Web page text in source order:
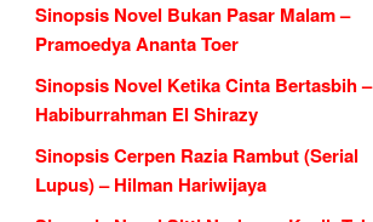
Sinopsis Novel Bukan Pasar Malam –
Pramoedya Ananta Toer
Sinopsis Novel Ketika Cinta Bertasbih –
Habiburrahman El Shirazy
Sinopsis Cerpen Razia Rambut (Serial
Lupus) – Hilman Hariwijaya